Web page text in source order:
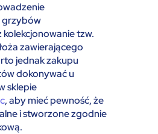
grzybów
tzw.
zawierającego
jednak zakupu
dokonywać u
sklepie
, aby mieć pewność, że
i stworzone zgodnie